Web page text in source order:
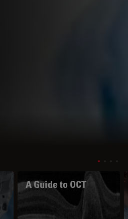
A Guide to OCT